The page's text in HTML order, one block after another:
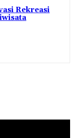
Rekreasi